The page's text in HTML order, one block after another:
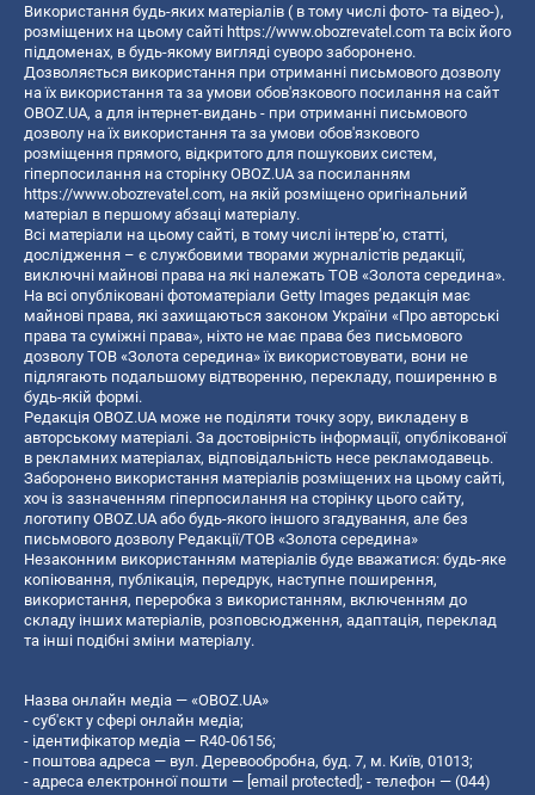
Використання будь-яких матеріалів ( в тому числі фото- та відео-),
розміщених на цьому сайті https://www.obozrevatel.com та всіх його
піддоменах, в будь-якому вигляді суворо заборонено.
Дозволяється використання при отриманні письмового дозволу
на їх використання та за умови обов'язкового посилання на сайт
OBOZ.UA, а для інтернет-видань - при отриманні письмового
дозволу на їх використання та за умови обов'язкового
розміщення прямого, відкритого для пошукових систем,
гіперпосилання на сторінку OBOZ.UA за посиланням
https://www.obozrevatel.com, на якій розміщено оригінальний
матеріал в першому абзаці матеріалу.
Всі матеріали на цьому сайті, в тому числі інтерв’ю, статті,
дослідження – є службовими творами журналістів редакції,
виключні майнові права на які належать ТОВ «Золота середина».
На всі опубліковані фотоматеріали Getty Images редакція має
майнові права, які захищаються законом України «Про авторські
права та суміжні права», ніхто не має права без письмового
дозволу ТОВ «Золота середина» їх використовувати, вони не
підлягають подальшому відтворенню, перекладу, поширенню в
будь-якій формі.
Редакція OBOZ.UA може не поділяти точку зору, викладену в
авторському матеріалі. За достовірність інформації, опублікованої
в рекламних матеріалах, відповідальність несе рекламодавець.
Заборонено використання матеріалів розміщених на цьому сайті,
хоч із зазначенням гіперпосилання на сторінку цього сайту,
логотипу OBOZ.UA або будь-якого іншого згадування, але без
письмового дозволу Редакції/ТОВ «Золота середина»
Незаконним використанням матеріалів буде вважатися: будь-яке
копiювання, публiкацiя, передрук, наступне поширення,
використання, переробка з використанням, включенням до
складу інших матеріалів, розповсюдження, адаптація, переклад
та інші подібні зміни матеріалу.
Назва онлайн медіа — «OBOZ.UA»
- суб'єкт у сфері онлайн медіа;
- ідентифікатор медіа — R40-06156;
- поштова адреса — вул. Деревообробна, буд. 7, м. Київ, 01013;
- адреса електронної пошти — [email protected]; - телефон — (044)